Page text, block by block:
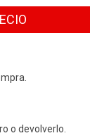
o devolverlo.